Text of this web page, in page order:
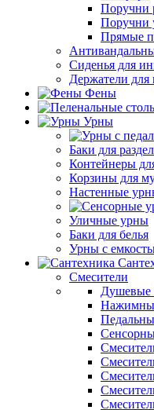
Поручни
Поручни
Прямые
Сиденья для
Держатели для
Фены
Урны
Баки для
Контейнеры
Корзины для
Настенные
Уличные урны
Баки для белья
Урны с
Смесители
Душевые